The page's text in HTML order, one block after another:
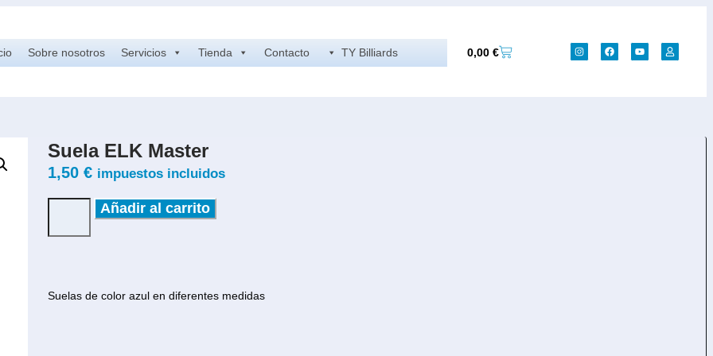
Sobre nosotros Servicios Tienda Contacto TY Billiards 0,00€
Suela ELK Master
1,50 € impuestos incluidos
Añadir al carrito
Suelas de color azul en diferentes medidas